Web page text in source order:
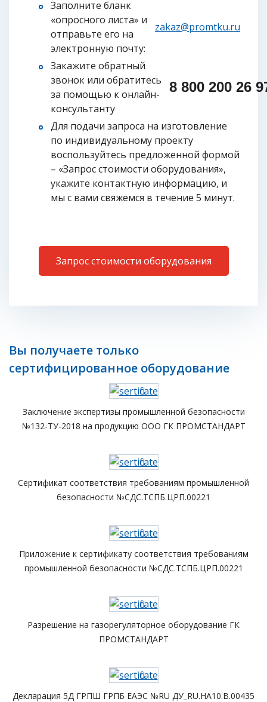
Заполните бланк
«опросного листа» и
отправьте его на
электронную почту:
zakaz@promtku.ru
Закажите обратный
звонок или обратитесь
за помощью к онлайн-
консультанту
8 800 200 26
Для подачи запроса на изготовление
по индивидуальному проекту
воспользуйтесь предложенной формой
– «Запрос стоимости оборудования»,
укажите контактную информацию, и
мы с вами свяжемся в течение 5 минут.
Запрос стоимости оборудования
Вы получаете только
сертифицированное оборудование
Заключение экспертизы промышленной безопасности
№132-ТУ-2018 на продукцию ООО ГК ПРОМСТАНДАРТ
Сертификат соответствия требованиям промышленной
безопасности №СДС.ТСПБ.ЦРП.00221
Приложение к сертификату соответствия требованиям
промышленной безопасности №СДС.ТСПБ.ЦРП.00221
Разрешение на газорегуляторное оборудование ГК
ПРОМСТАНДАРТ
Декларация 5Д ГРПШ ГРПБ ЕАЭС №RU ДУ_RU.HA10.B.00435